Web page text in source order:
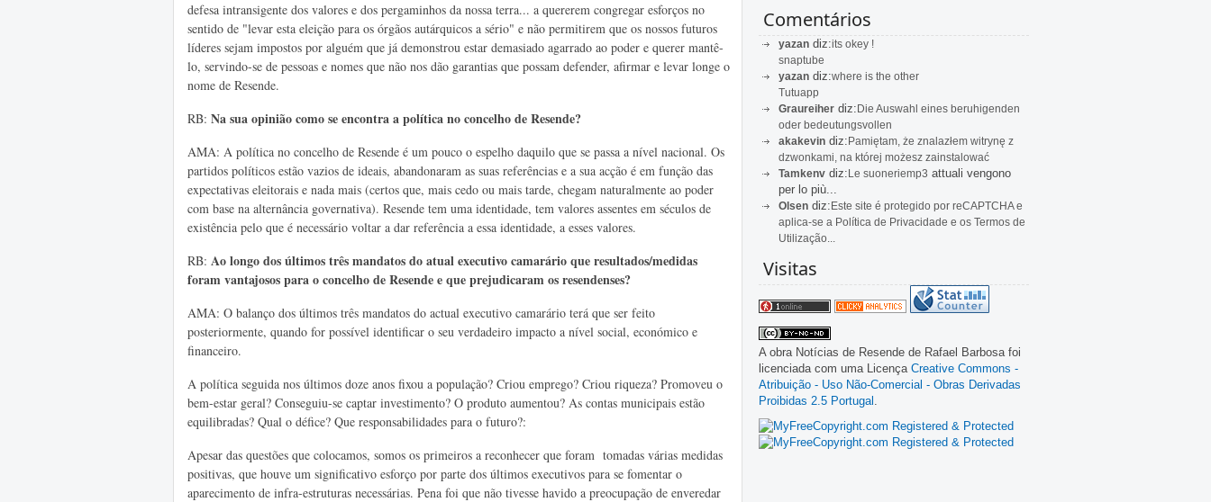
defesa intransigente dos valores e dos pergaminhos da nossa terra... a quererem congregar esforços no
sentido de "levar esta eleição para os órgãos autárquicos a sério" e não permitirem que os nossos futuros
líderes sejam impostos por alguém que já demonstrou estar demasiado agarrado ao poder e querer mantê-
lo, servindo-se de pessoas e nomes que não nos dão garantias que possam defender, afirmar e levar longe o
nome de Resende.
RB: Nasua opinião como se encontra a política no concelho de Resende?
AMA: A política no concelho de Resende é um pouco o espelho daquilo que se passa a nível nacional. Os
partidos políticos estão vazios de ideais, abandonaram as suas referências e a sua acção é em função das
expectativas eleitorais e nada mais (certos que, mais cedo ou mais tarde, chegam naturalmente ao poder
com base na alternância governativa). Resende tem uma identidade, tem valores assentes em séculos de
existência pelo que é necessário voltar a dar referência a essa identidade, a esses valores.
RB: Ao longo dos últimos três mandatos do atual executivo camarário que resultados/medidas
foram vantajosos para o concelho de Resende e que prejudicaram os resendenses?
AMA: O balanço dos últimos três mandatos do actual executivo camarário terá que ser feito
posteriormente, quando for possível identificar o seu verdadeiro impacto a nível social, económico e
financeiro.
A política seguida nos últimos doze anos fixou a população? Criou emprego? Criou riqueza? Promoveu o
bem-estar geral? Conseguiu-se captar investimento? O produto aumentou? As contas municipais estão
equilibradas? Qual o défice? Que responsabilidades para o futuro?:
Apesar das questões que colocamos, somos os primeiros a reconhecer que foram tomadas várias medidas
positivas, que houve um significativo esforço por parte dos últimos executivos para se fomentar o
aparecimento de infra-estruturas necessárias. Pena foi que não tivesse havido a preocupação de enveredar
Comentários
yazan diz:its okey !
snaptube
yazan diz:where is the other
Tutuapp
Graureiher diz:Die Auswahl eines beruhigenden
oder bedeutungsvollen
akakevin diz:Pamiętam, że znalazłem witrynę z
dzwonkami, na której możesz zainstalować
Tamkenv diz:Le suoneriemp3 attuali vengono
per lo più...
Olsen diz:Este site é protegido por reCAPTCHA e
aplica-se a Política de Privacidade e os Termos de
Utilização...
Visitas
A obra Notícias de Resende de Rafael Barbosa foi
licenciada com uma Licença Creative Commons -
Atribuição - Uso Não-Comercial - Obras Derivadas
Proibidas 2.5 Portugal